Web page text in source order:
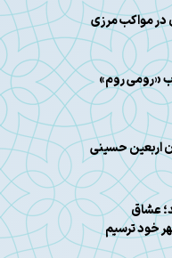
در مواکب مرزی
«رومی روم»
اربعین حسینی
عشاق
خود ترسیم